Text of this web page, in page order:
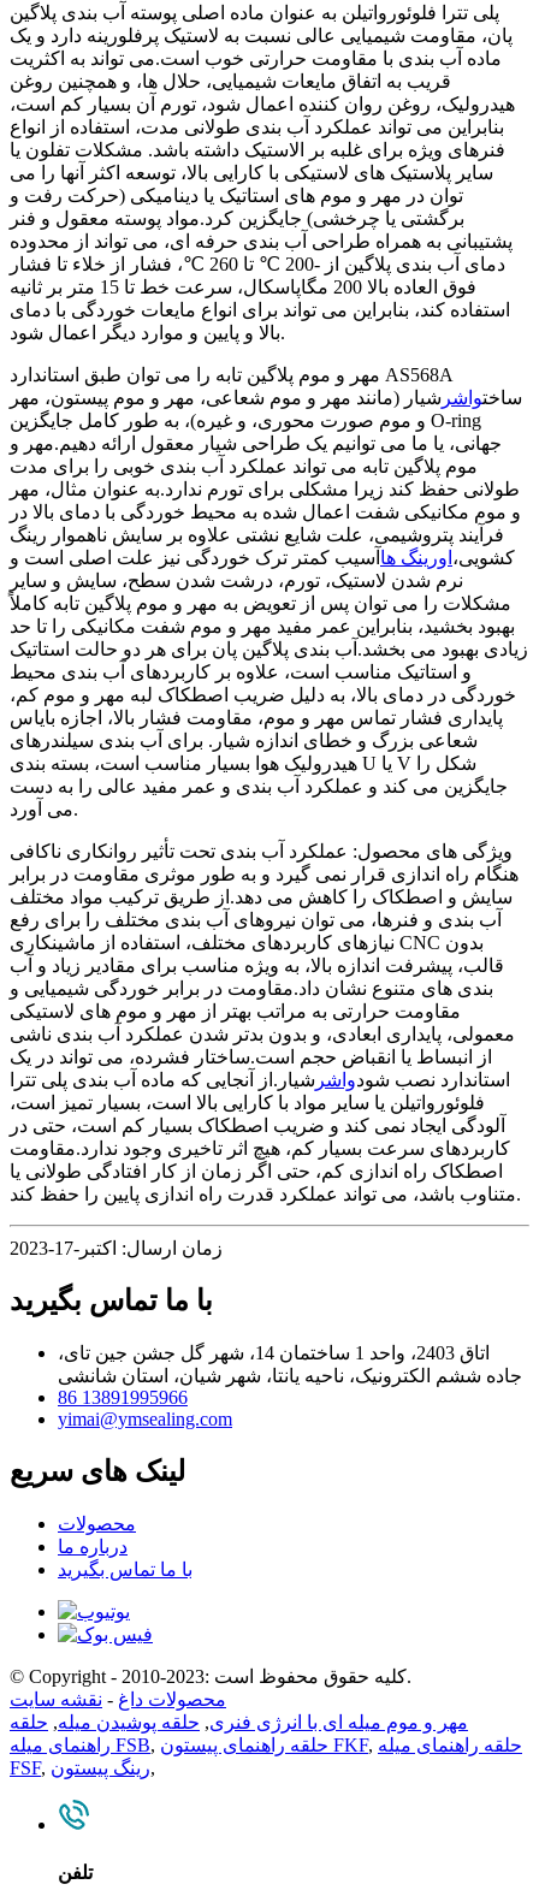
پلی تترا فلوئورواتیلن به عنوان ماده اصلی پوسته آب بندی پلاگین
پان، مقاومت شیمیایی عالی نسبت به لاستیک پرفلورینه دارد و یک
ماده آب بندی با مقاومت حرارتی خوب است.می تواند به اکثریت
قریب به اتفاق مایعات شیمیایی، حلال ها، و همچنین روغن
هیدرولیک، روغن روان کننده اعمال شود، تورم آن بسیار کم است،
بنابراین می تواند عملکرد آب بندی طولانی مدت، استفاده از انواع
فنرهای ویژه برای غلبه بر الاستیک داشته باشد. مشکلات تفلون یا
سایر پلاستیک های لاستیکی با کارایی بالا، توسعه اکثر آنها را می
توان در مهر و موم های استاتیک یا دینامیکی (حرکت رفت و
برگشتی یا چرخشی) جایگزین کرد.مواد پوسته معقول و فنر
پشتیبانی به همراه طراحی آب بندی حرفه ای، می تواند از محدوده
دمای آب بندی پلاگین از -200 ℃ تا 260 ℃، فشار از خلاء تا فشار
فوق العاده بالا 200 مگاپاسکال، سرعت خط تا 15 متر بر ثانیه
استفاده کند، بنابراین می تواند برای انواع مایعات خوردگی با دمای
بالا و پایین و موارد دیگر اعمال شود.
مهر و موم پلاگین تابه را می توان طبق استاندارد AS568A
ساختواشر شیار (مانند مهر و موم شعاعی، مهر و موم پیستون، مهر
و موم صورت محوری، و غیره)، به طور کامل جایگزین O-ring
جهانی، یا ما می توانیم یک طراحی شیار معقول ارائه دهیم.مهر و
موم پلاگین تابه می تواند عملکرد آب بندی خوبی را برای مدت
طولانی حفظ کند زیرا مشکلی برای تورم ندارد.به عنوان مثال، مهر
و موم مکانیکی شفت اعمال شده به محیط خوردگی با دمای بالا در
فرآیند پتروشیمی، علت شایع نشتی علاوه بر سایش ناهموار رینگ
کشویی، اورینگ ها آسیب کمتر ترک خوردگی نیز علت اصلی است و
نرم شدن لاستیک، تورم، درشت شدن سطح، سایش و سایر
مشکلات را می توان پس از تعویض به مهر و موم پلاگین تابه کاملاً
بهبود بخشید، بنابراین عمر مفید مهر و موم شفت مکانیکی را تا حد
زیادی بهبود می بخشد.آب بندی پلاگین پان برای هر دو حالت استاتیک
و استاتیک مناسب است، علاوه بر کاربردهای آب بندی محیط
خوردگی در دمای بالا، به دلیل ضریب اصطکاک لبه مهر و موم کم،
پایداری فشار تماس مهر و موم، مقاومت فشار بالا، اجازه بایاس
شعاعی بزرگ و خطای اندازه شیار. برای آب بندی سیلندرهای
هیدرولیک هوا بسیار مناسب است، بسته بندی U یا V شکل را
جایگزین می کند و عملکرد آب بندی و عمر مفید عالی را به دست
می آورد.
ویژگی های محصول: عملکرد آب بندی تحت تأثیر روانکاری ناکافی
هنگام راه اندازی قرار نمی گیرد و به طور موثری مقاومت در برابر
سایش و اصطکاک را کاهش می دهد.از طریق ترکیب مواد مختلف
آب بندی و فنرها، می توان نیروهای آب بندی مختلف را برای رفع
نیازهای کاربردهای مختلف، استفاده از ماشینکاری CNC بدون
قالب، پیشرفت اندازه بالا، به ویژه مناسب برای مقادیر زیاد و آب
بندی های متنوع نشان داد.مقاومت در برابر خوردگی شیمیایی و
مقاومت حرارتی به مراتب بهتر از مهر و موم های لاستیکی
معمولی، پایداری ابعادی، و بدون بدتر شدن عملکرد آب بندی ناشی
از انبساط یا انقباض حجم است.ساختار فشرده، می تواند در یک
استاندارد نصب شودواشر شیار.از آنجایی که ماده آب بندی پلی تترا
فلوئورواتیلن یا سایر مواد با کارایی بالا است، بسیار تمیز است،
آلودگی ایجاد نمی کند و ضریب اصطکاک بسیار کم است، حتی در
کاربردهای سرعت بسیار کم، هیچ اثر تاخیری وجود ندارد.مقاومت
اصطکاک راه اندازی کم، حتی اگر زمان از کار افتادگی طولانی یا
متناوب باشد، می تواند عملکرد قدرت راه اندازی پایین را حفظ کند.
زمان ارسال: اکتبر-17-2023
با ما تماس بگیرید
اتاق 2403، واحد 1 ساختمان 14، شهر گل جشن جین تای،
جاده ششم الکترونیک، ناحیه یانتا، شهر شیان، استان شانشی
86 13891995966
yimai@ymsealing.com
لینک های سریع
محصولات
درباره ما
با ما تماس بگیرید
© Copyright - 2010-2023: کلیه حقوق محفوظ است.
محصولات داغ - نقشه سایت
مهر و موم میله ای با انرژی فنری, حلقه پوشیدن میله, حلقه
راهنمای میله FSB, حلقه راهنمای پیستون FKF, حلقه راهنمای میله
FSF, رینگ پیستون,
تلفن